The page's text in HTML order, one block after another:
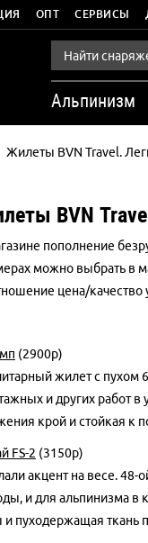
ОПТ СЕРВИСЫ
Альпинизм
Жилеты BVN Travel.
BVN
пополнение
можно выбрать в
цена/качество
(2900р)
жилет с пухом
и других работ
крой и стойкая к
FS-2 (3150р)
акцент на весе. 48-
и для альпинизма в
пуходержащая ткань